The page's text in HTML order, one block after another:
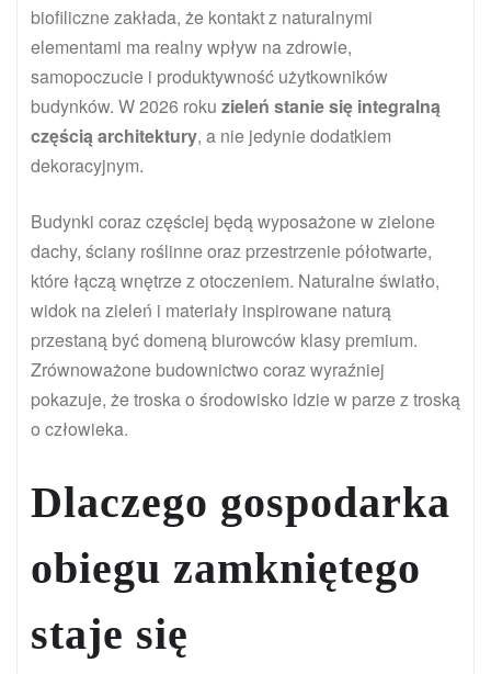
biofiliczne zakłada, że kontakt z naturalnymi
elementami ma realny wpływ na zdrowie,
samopoczucie i produktywność użytkowników
budynków. W 2026 roku zieleń stanie się integralną
częścią architektury, a nie jedynie dodatkiem
dekoracyjnym.
Budynki coraz częściej będą wyposażone w zielone
dachy, ściany roślinne oraz przestrzenie półotwarte,
które łączą wnętrze z otoczeniem. Naturalne światło,
widok na zieleń i materiały inspirowane naturą
przestaną być domeną biurowców klasy premium.
Zrównoważone budownictwo coraz wyraźniej
pokazuje, że troska o środowisko idzie w parze z troską
o człowieka.
Dlaczego gospodarka
obiegu zamkniętego
staje się